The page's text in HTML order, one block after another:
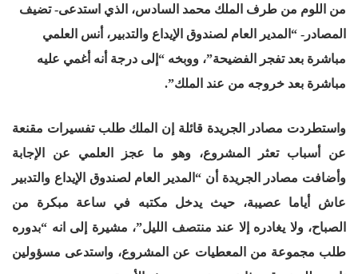
من اللوم من طرف الملك محمد السادس، الذي استدعى- تضيف
المصادر- “المدير العام لصندوق الإيداع والتدبير، أنس العلمي
مباشرة بعد تفجر الفضيحة”، ووبخه “إلى درجة أنه أغمي عليه
مباشرة بعد خروجه من عند الملك”.
واستطردت مصادر الجريدة قائلة إن الملك طلب تفسيرات مقنعة
عن أسباب تعثر المشروع، وهو ما عجز العلمي عن الإجابة
وأضافت مصادر الجريدة أن “المدير العام لصندوق الإيداع والتدبير
عاش أياما عصيبة، حيث يدخل مكتبه في ساعة مبكرة من
الصباح، ولا يغادره إلا عند منتصف الليل”، مشيرة إلى انه “بدوره
طلب مجموعة من المعطيات عن المشروع، واستدعى مسؤولين